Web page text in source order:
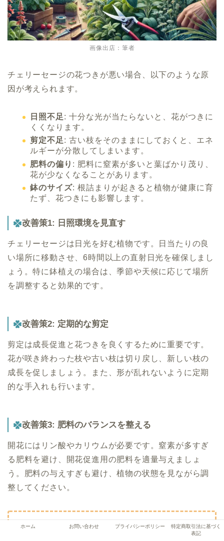
画像出店：筆者
チェリーセージの花つきが悪い場合、以下のような原
因が考えられます。
日照不足 : 十分な光が当たらないと、花がつきに
くくなります。
剪定不足 : 古い枝をそのままにしておくと、エネ
ルギーが分散してしまいます。
肥料の偏り : 肥料に窒素が多いと葉ばかり茂り、
花が少なくなることがあります。
鉢のサイズ: 根詰まりが起きると植物が健康に育
たず、花つきにも影響します。
改善策1: 日照環境を見直す
チェリーセージは日光を好む植物です。日当たりの良
い場所に移動させ、6時間以上の直射日光を確保しまし
ょう。特に鉢植えの場合は、季節や天候に応じて場所
を調整すると効果的です。
改善策2: 定期的な剪定
剪定は成長促進と花つきを良くするために重要です。
花が咲き終わった枝や古い枝は切り戻し、新しい枝の
成長を促しましょう。また、形が乱れないように定期
的な手入れも行います。
改善策3: 肥料のバランスを整える
開花にはリン酸やカリウムが必要です。窒素が多すぎ
る肥料を避け、開花促進用の肥料を適量与えましょ
う。肥料の与えすぎも避け、植物の状態を見ながら調
整してください。
開花促進に最適な「リン酸・カリウム配合肥
ホーム お問い合わせ プライバシーポリシー
特定商取引法に基づく
表記